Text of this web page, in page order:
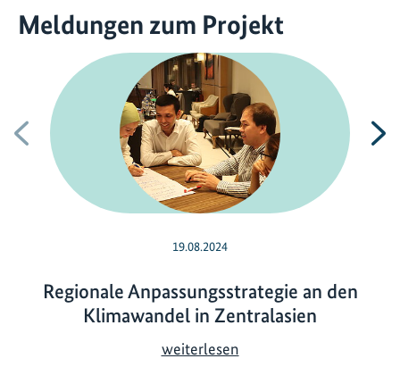
Meldungen zum Projekt
Vorherige
19.08.2024
Regionale Anpassungsstrategie an den
Klimawandel in Zentralasien
weiterlesenR